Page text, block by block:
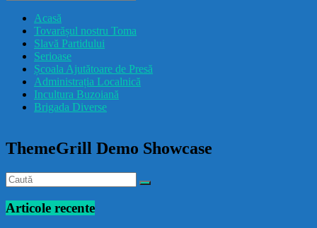
Acasă
Tovarășul nostru Toma
Slavă Partidului
Serioase
Școala Ajutătoare de Presă
Administrația Localnică
Incultura Buzoiană
Brigada Diverse
ThemeGrill Demo Showcase
Articole recente